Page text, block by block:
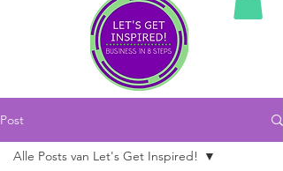
Post
Alle Posts van Let's Get Inspired!